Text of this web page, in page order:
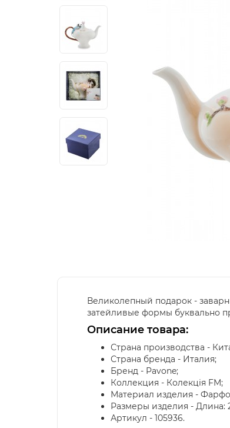
Великолепный подарок -
затейливые формы буквально
Описание товара:
Страна производства -
Страна бренда - Италия;
Бренд - Pavone;
Коллекция - Колекція FM;
Материал изделия -
Размеры изделия - Длина:
Артикул - 105936.